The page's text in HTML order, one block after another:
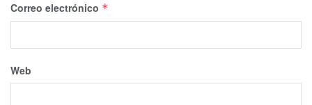
Correo electrónico *
Web